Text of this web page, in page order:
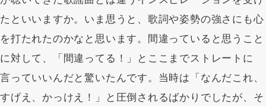
YOKOSUKA REGGAE BASHyokosukareggaebash.com
たといいますか。いま思うと、歌詞や姿勢の強さにも心
を打たれたのかなと思います。間違っていると思うこと
に対して、「間違ってる！」とここまでストレートに
言っていいんだと驚いたんです。当時は「なんだこれ、
すげえ、かっけえ！」と圧倒されるばかりでしたが、そ